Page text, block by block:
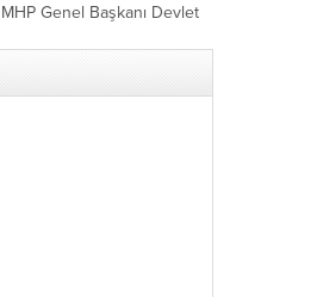
bıçaklayarak öldürdü.
MHP Genel Başkanı Devlet